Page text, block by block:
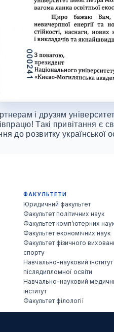
і друзям
Такі привітання є
до розвитку української
ФАКУЛЬТЕТИ
Юридичний факультет
Факультет політичних наук
Факультет комп’ютерних
Факультет економічних наук
Факультет фізичного
спорту
Навчально-науковий інститут
післядипломної освіти
Навчально-науковий
інститут
Факультет філології